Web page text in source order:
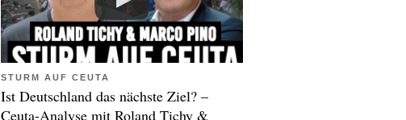
STURM AUF CEUTA
Ist Deutschland das nächste Ziel? –
Ceuta-Analyse mit Roland Tichy &